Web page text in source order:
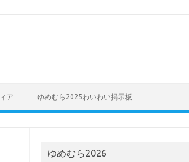
ア ゆめむら2025わいわい掲示板
ゆめむら2026